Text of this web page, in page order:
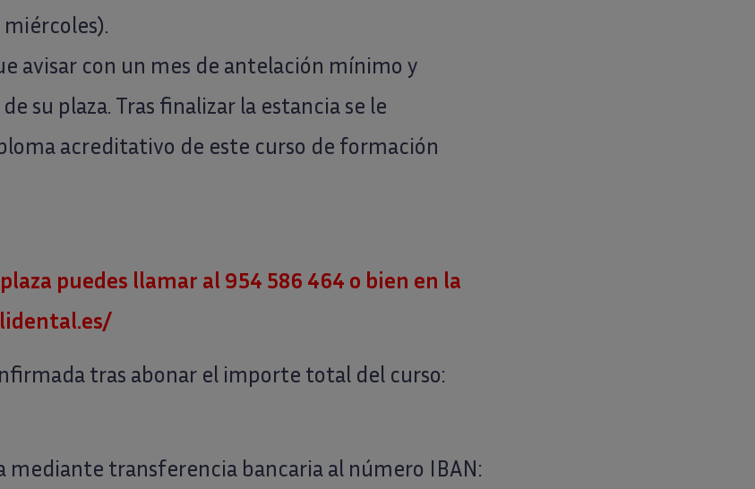
avisar con un mes de antelación mínimo y
su plaza. Tras finalizar la estancia se le
acreditativo de este curso de formación
puedes llamar al 954 586 464 o bien en la
tras abonar el importe total del curso:
mediante transferencia bancaria al número IBAN: